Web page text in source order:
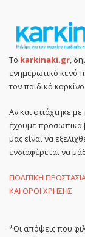
Το karkinaki.gr ,
ενημερωτικό κενό
τον παιδικό καρκίνο.
Αν και φτιάχτηκε
έχουμε προσωπικά
μας είναι να
ενδιαφέρεται να
ΠΟΛΙΤΙΚΗ
ΚΑΙ ΟΡΟΙ ΧΡΗΣΗΣ
*Οι απόψεις που